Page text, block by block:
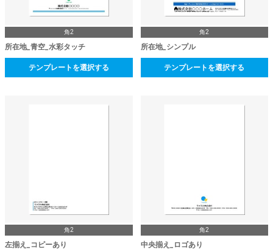
角2
所在地_青空_水彩タッチ
テンプレートを選択する
角2
所在地_シンプル
テンプレートを選択する
角2
左揃え_コピーあり
角2
中央揃え_ロゴあり